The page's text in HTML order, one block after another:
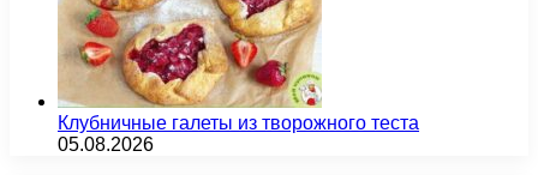
Клубничные галеты из творожного теста
05.08.2026